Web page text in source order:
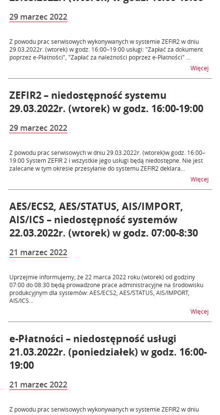
29 marzec 2022
Z powodu prac serwisowych wykonywanych w systemie ZEFIR2 w dniu
29.03.2022r. (wtorek) w godz. 16:00–19:00 usługi: "Zapłać za dokument
poprzez e-Płatności", "Zapłać za należności poprzez e-Płatności" ...
Więcej
ZEFIR2 – niedostępność systemu
29.03.2022r. (wtorek) w godz. 16:00-19:00
29 marzec 2022
Z powodu prac serwisowych w dniu 29.03.2022r. (wtorek)w godz. 16:00–
19:00 System ZEFIR 2 i wszystkie jego usługi będą niedostępne. Nie jest
zalecane w tym okresie przesyłanie do systemu ZEFIR2 deklara...
Więcej
AES/ECS2, AES/STATUS, AIS/IMPORT,
AIS/ICS – niedostępność systemów
22.03.2022r. (wtorek) w godz. 07:00-8:30
21 marzec 2022
Uprzejmie informujemy, że 22 marca 2022 roku (wtorek) od godziny
07:00 do 08:30 będą prowadzone prace administracyjne na środowisku
produkcyjnym dla systemów: AES/ECS2, AES/STATUS, AIS/IMPORT,
AIS/ICS...
Więcej
e-Płatności – niedostępność usługi
21.03.2022r. (poniedziałek) w godz. 16:00-
19:00
21 marzec 2022
Z powodu prac serwisowych wykonywanych w systemie ZEFIR2 w dniu